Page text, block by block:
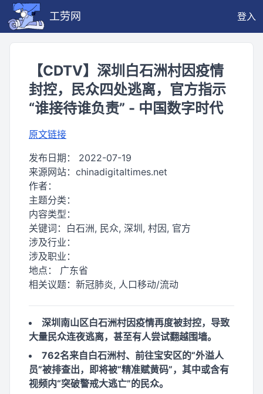
工劳网 登入
【CDTV】深圳白石洲村因疫情
封控，民众四处逃离，官方指示
“谁接待谁负责” - 中国数字时代
原文链接
发布日期： 2022-07-19
来源网站： chinadigitaltimes.net
作者：
主题分类：
内容类型：
关键词： 白石洲, 民众, 深圳, 村因, 官方
涉及行业：
涉及职业：
地点： 广东省
相关议题： 新冠肺炎, 人口移动/流动
深圳南山区白石洲村因疫情再度被封控，导致
大量民众连夜逃离，甚至有人尝试翻越围墙。
762名来自白石洲村、前往宝安区的“外溢人
员”被排查出，即将被“精准赋黄码”，其中或含有
视频内“突破警戒大逃亡”的民众。